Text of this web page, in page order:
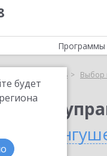
будет
Программы
персоналом 8 Выбор
и